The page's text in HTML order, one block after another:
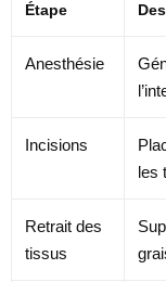
Étape
Anesthésie
Incisions
les
Retrait des
tissus